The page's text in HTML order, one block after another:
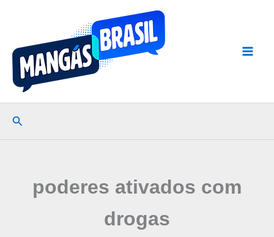
conteúdo
Pesquisar
poderes ativados com
drogas